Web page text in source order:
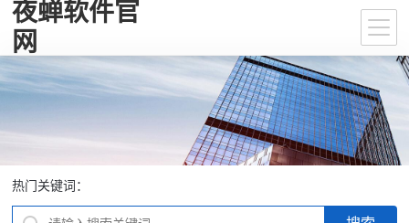
夜蝉软件官
网
热门关键词：